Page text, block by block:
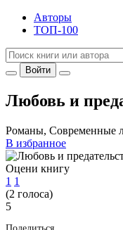
Авторы
ТОП-100
Войти
Любовь и
Романы, Современные
В избранное
Оцени книгу
1 1
(2 голоса)
5